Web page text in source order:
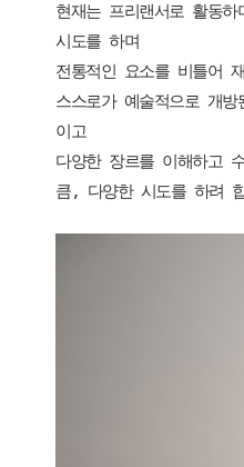
현재는 프리랜서로 활동
시도를 하며
전통적인 요소를 비틀어
스스로가 예술적으로 개
이고
다양한 장르를 이해하고
큼, 다양한 시도를 하려